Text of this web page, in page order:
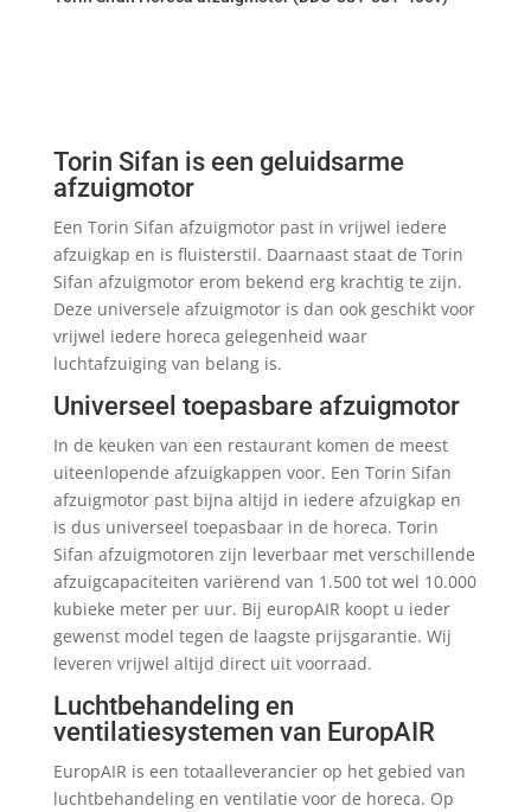
Torin Sifan is een geluidsarme
afzuigmotor
Een Torin Sifan afzuigmotor past in vrijwel iedere
afzuigkap en is fluisterstil. Daarnaast staat de Torin
Sifan afzuigmotor erom bekend erg krachtig te zijn.
Deze universele afzuigmotor is dan ook geschikt voor
vrijwel iedere horeca gelegenheid waar
luchtafzuiging van belang is.
Universeel toepasbare afzuigmotor
In de keuken van een restaurant komen de meest
uiteenlopende afzuigkappen voor. Een Torin Sifan
afzuigmotor past bijna altijd in iedere afzuigkap en
is dus universeel toepasbaar in de horeca. Torin
Sifan afzuigmotoren zijn leverbaar met verschillende
afzuigcapaciteiten variërend van 1.500 tot wel 10.000
kubieke meter per uur. Bij europAIR koopt u ieder
gewenst model tegen de laagste prijsgarantie. Wij
leveren vrijwel altijd direct uit voorraad.
Luchtbehandeling en
ventilatiesystemen van EuropAIR
EuropAIR is een totaalleverancier op het gebied van
luchtbehandeling en ventilatie voor de horeca. Op